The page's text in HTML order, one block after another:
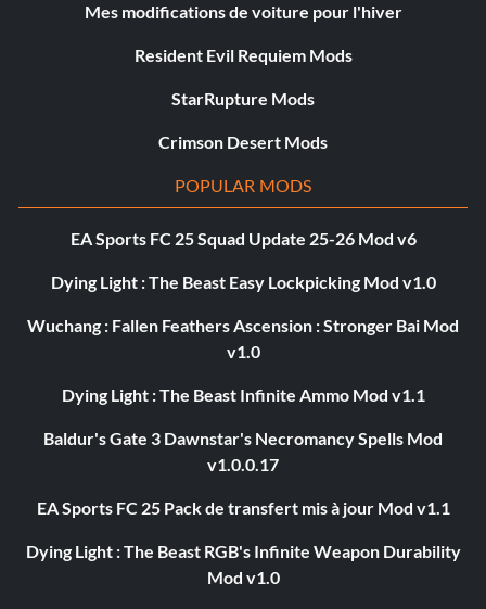
Mes modifications de voiture pour l'hiver
Resident Evil Requiem Mods
StarRupture Mods
Crimson Desert Mods
POPULAR MODS
EA Sports FC 25 Squad Update 25-26 Mod v6
Dying Light : The Beast Easy Lockpicking Mod v1.0
Wuchang : Fallen Feathers Ascension : Stronger Bai Mod
v1.0
Dying Light : The Beast Infinite Ammo Mod v1.1
Baldur's Gate 3 Dawnstar's Necromancy Spells Mod
v1.0.0.17
EA Sports FC 25 Pack de transfert mis à jour Mod v1.1
Dying Light : The Beast RGB's Infinite Weapon Durability
Mod v1.0